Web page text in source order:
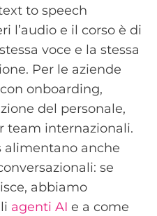
to speech
l’audio e il corso è di
voce e la stessa
Per le aziende
onboarding,
del personale,
team internazionali.
alimentano anche
se
abbiamo
agenti AI e a come